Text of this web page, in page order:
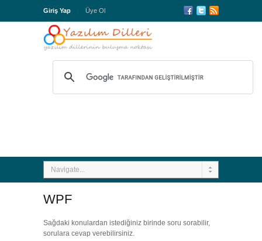
Giriş Yap Üye Ol
Navigate...
WPF
Sağdaki konulardan istediğiniz birinde soru sorabilir,
sorulara cevap verebilirsiniz.